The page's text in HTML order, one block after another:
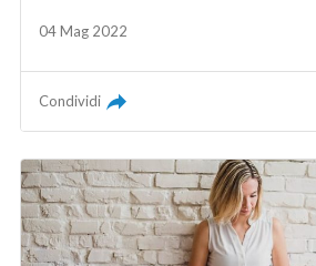
04 Mag 2022
Condividi